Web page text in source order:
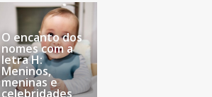
O encanto dos
nomes com a
letra H:
Meninos,
meninas e
celebridades